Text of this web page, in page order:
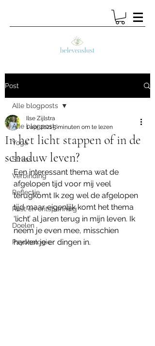
Post
Alle blogposts
Yoga
Stress
Verbinding
Reflectie
Rust en ontspanning
Doelen
Psychologie
Alle blogposts
In het licht stappen of in de
schaduw leven?
Ilse Zijlstra
1 apr 20215 minuten om te lezen
Een interessant thema wat de
afgelopen tijd voor mij veel
terugkomt Ik zeg wel de afgelopen
tijd maar eigenlijk komt het thema
‘licht’ al jaren terug in mijn leven. Ik
neem je even mee, misschien
herken je er dingen in.